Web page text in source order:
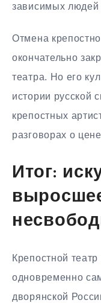
зависимых
Отмена
окончательно
театра. Но его
истории русской
крепостных
разговорах о
Итог:
Крепостной
одновременно
дворянской